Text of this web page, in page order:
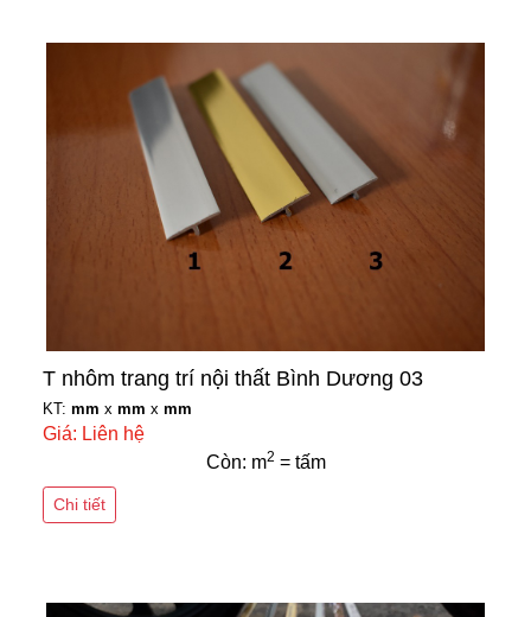
T nhôm trang trí nội thất Bình Dương 03
KT: mm x mm x mm
Giá: Liên hệ
Còn: m2 = tấm
Chi tiết